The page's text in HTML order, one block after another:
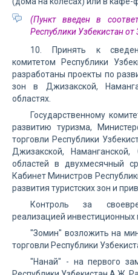
(Пункт введен в
Республики Узбекистан
10. Принять к
комитетом Республики
разработаны проекты по
зон в Джизакской,
областях.
Государственному
развитию туризма,
торговли Республики
Джизакской, Наманганской,
областей в двухмесячный
Кабинет Министров
развития туристских зон и
Контроль за
реализацией инвестиционных
"Зомин" возложить на
торговли Республики
"Нанай" - на первого